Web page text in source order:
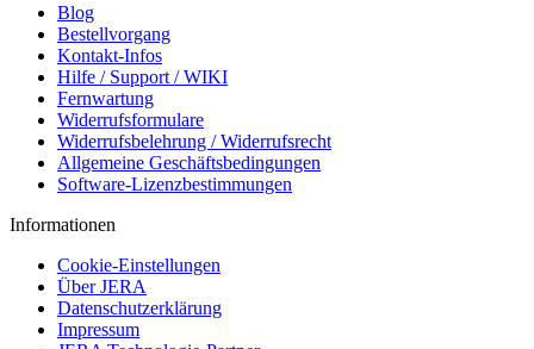
Blog
Bestellvorgang
Kontakt-Infos
Hilfe / Support / WIKI
Fernwartung
Widerrufsformulare
Widerrufsbelehrung / Widerrufsrecht
Allgemeine Geschäftsbedingungen
Software-Lizenzbestimmungen
Informationen
Cookie-Einstellungen
Über JERA
Datenschutzerklärung
Impressum